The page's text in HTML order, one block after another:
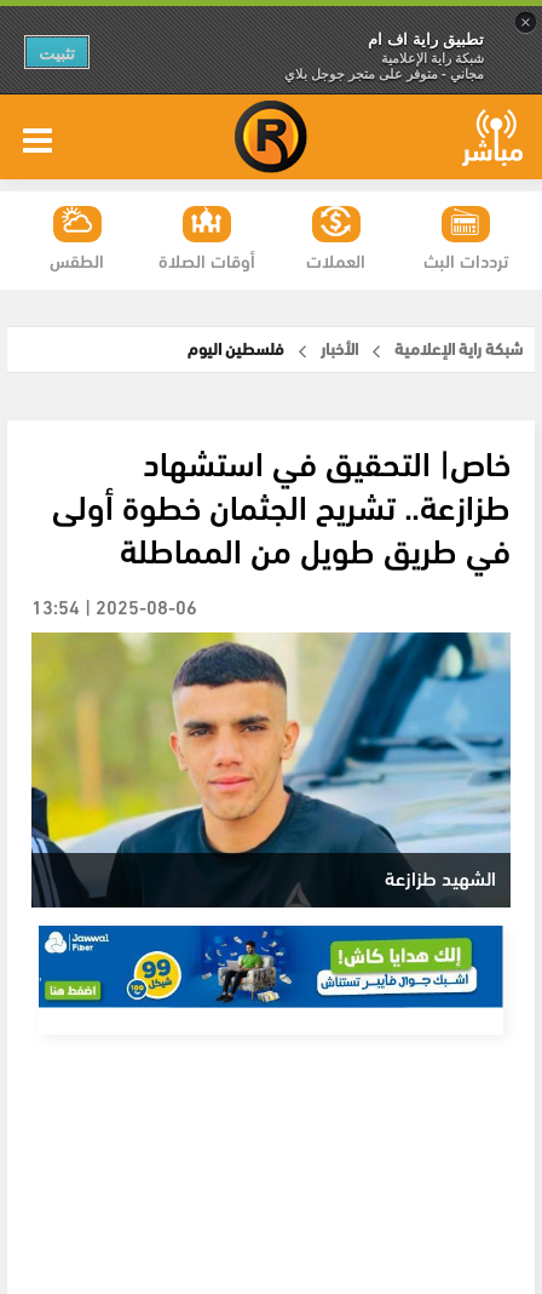
×
تطبيق راية اف ام
شبكة راية الإعلامية
مجاني - متوفر على متجر جوجل بلاي
تثبيت
الطقس أوقات الصلاة العملات ترددات البث
شبكة راية الإعلامية الأخبار فلسطين اليوم
خاص| التحقيق في استشهاد
طزازعة.. تشريح الجثمان خطوة أولى
في طريق طويل من المماطلة
2025-08-06 | 13:54
الشهيد طزازعة